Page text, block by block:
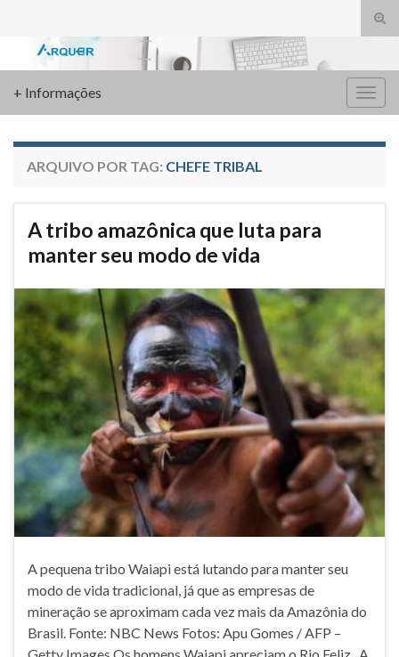
Search for:
+ Informações
ARQUIVO POR TAG: CHEFE TRIBAL
A tribo amazônica que luta para
manter seu modo de vida
A pequena tribo Waiapi está lutando para manter seu
modo de vida tradicional, já que as empresas de
mineração se aproximam cada vez mais da Amazônia do
Brasil. Fonte: NBC News Fotos: Apu Gomes / AFP –